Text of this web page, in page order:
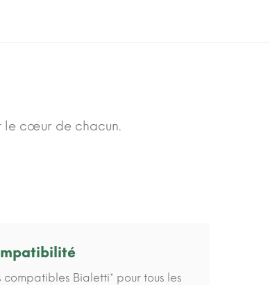
le cœur de chacun.
compatibles Bialetti* pour tous les